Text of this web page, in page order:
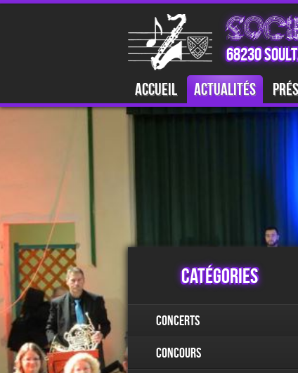
68230
Accueil Actualités
Catégories
Concerts
Concours